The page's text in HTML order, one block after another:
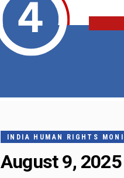
INDIA HUMAN RIGHTS
August 9,